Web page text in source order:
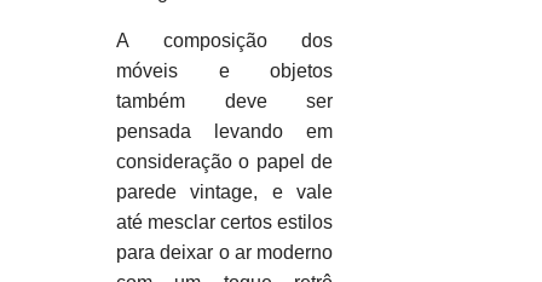
A composição dos
móveis e objetos
também deve ser
pensada levando em
consideração o papel de
parede vintage, e vale
até mesclar certos estilos
para deixar o ar moderno